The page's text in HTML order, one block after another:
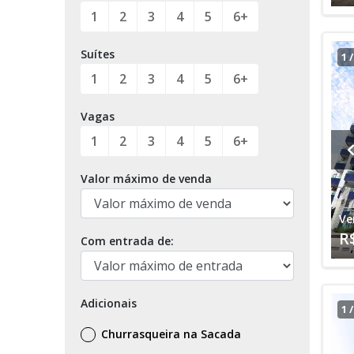
1 2 3 4 5 6+
Suítes
1 2 3 4 5 6+
Vagas
1 2 3 4 5 6+
Valor máximo de venda
Com entrada de:
Adicionais
Churrasqueira na Sacada
1
1 /